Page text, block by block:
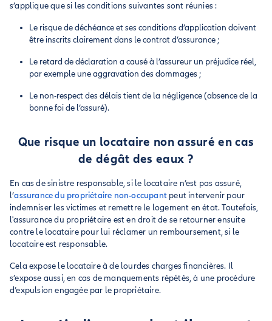
s’applique que si les conditions suivantes sont réunies :
Le risque de déchéance et ses conditions d’application doivent
être inscrits clairement dans le contrat d’assurance ;
Le retard de déclaration a causé à l’assureur un préjudice réel,
par exemple une aggravation des dommages ;
Le non-respect des délais tient de la négligence (absence de la
bonne foi de l’assuré).
Que risque un locataire non assuré en cas
de dégât des eaux ?
En cas de sinistre responsable, si le locataire n’est pas assuré,
l’assurance du propriétaire non-occupant peut intervenir pour
indemniser les victimes et remettre le logement en état. Toutefois,
l'assurance du propriétaire est en droit de se retourner ensuite
contre le locataire pour lui réclamer un remboursement, si le
locataire est responsable.
Cela expose le locataire à de lourdes charges financières. Il
s’expose aussi, en cas de manquements répétés, à une procédure
d’expulsion engagée par le propriétaire.